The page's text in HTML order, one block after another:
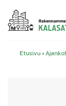
Siirry
sisältöön
Etusivu›